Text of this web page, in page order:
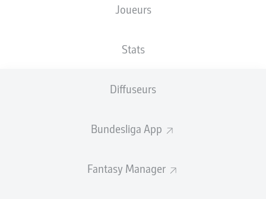
Joueurs
Stats
Diffuseurs
Bundesliga App
Fantasy Manager